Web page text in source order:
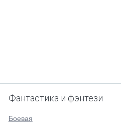
Фантастика и фэнтези
Боевая